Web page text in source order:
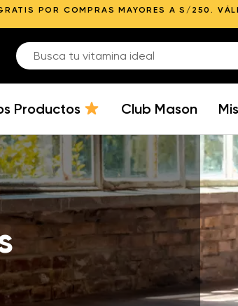
POR COMPRAS MAYORES A S/250.
Productos Club Mason